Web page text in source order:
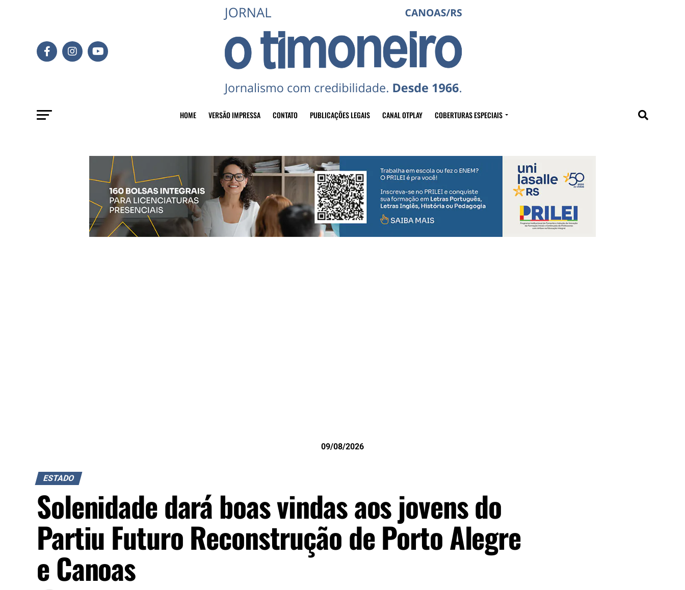
HOME VERSÃO IMPRESSA CONTATO PUBLICAÇÕES LEGAIS CANAL OTPLAY COBERTURAS ESPECIAIS
09/08/2026
ESTADO
Solenidade dará boas vindas aos jovens do
Partiu Futuro Reconstrução de Porto Alegre
e Canoas